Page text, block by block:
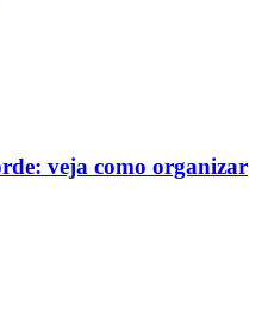
veja como organizar